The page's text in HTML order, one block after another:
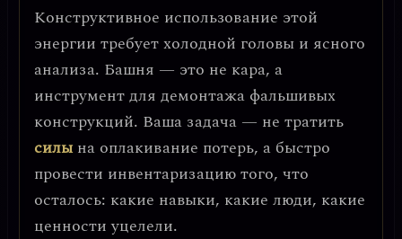
Конструктивное использование этой
энергии требует холодной головы и ясного
анализа. Башня — это не кара, а
инструмент для демонтажа фальшивых
конструкций. Ваша задача — не тратить
силына оплакивание потерь, а быстро
провести инвентаризацию того, что
осталось: какие навыки, какие люди, какие
ценности уцелели.